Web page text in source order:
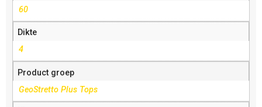
60
Dikte
4
Product groep
GeoStretto Plus Tops